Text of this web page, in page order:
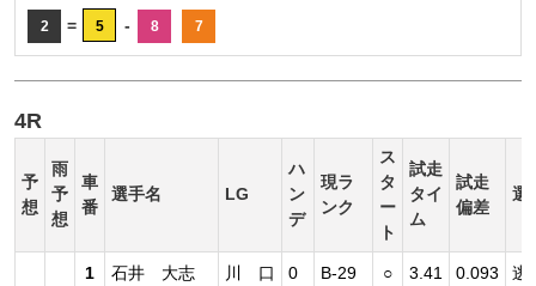
2 = 5 - 8 7
4R
予
想
雨
予
想
車
番
選手名 LG
ハ
ン
デ
現ラ
ンク
ス
タ
ー
ト
試走
タイ
ム
試走
偏差
選
1 石井 大志 川 口 0 B-29 ○ 3.41 0.093 逃